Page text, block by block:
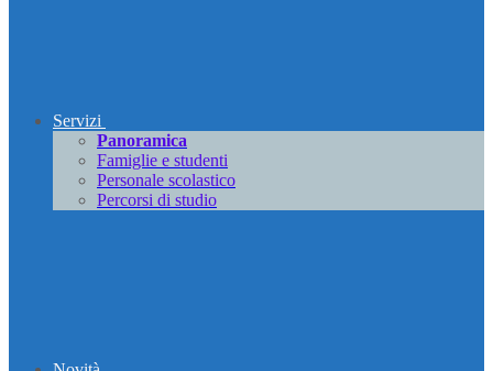
Servizi
Panoramica
Famiglie e studenti
Personale scolastico
Percorsi di studio